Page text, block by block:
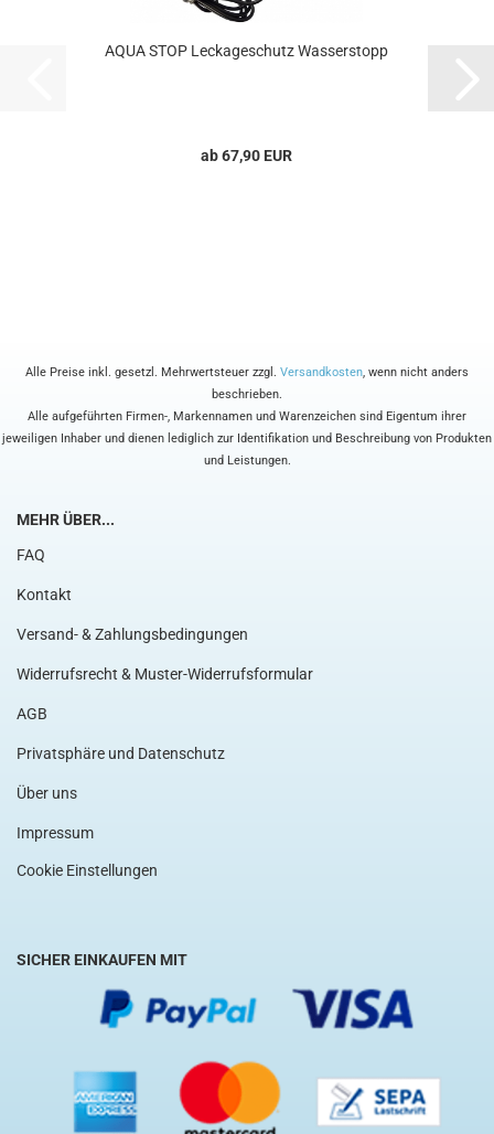
AQUA STOP Leckageschutz Wasserstopp
ab 67,90 EUR
Alle Preise inkl. gesetzl. Mehrwertsteuer zzgl. Versandkosten, wenn nicht anders
beschrieben.
Alle aufgeführten Firmen-, Markennamen und Warenzeichen sind Eigentum ihrer
jeweiligen Inhaber und dienen lediglich zur Identifikation und Beschreibung von Produkten
und Leistungen.
MEHR ÜBER...
FAQ
Kontakt
Versand- & Zahlungsbedingungen
Widerrufsrecht & Muster-Widerrufsformular
AGB
Privatsphäre und Datenschutz
Über uns
Impressum
Cookie Einstellungen
SICHER EINKAUFEN MIT